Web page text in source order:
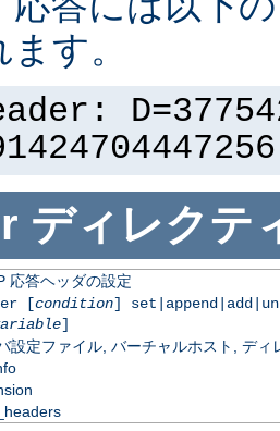
す。
ディレクテ
応答ヘッダの設定
[condition]
]
設定ファイル, バーチャルホスト, ディ